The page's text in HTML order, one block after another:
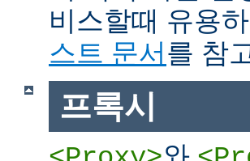
비스할때 유용
스트 문서를 참
프록시